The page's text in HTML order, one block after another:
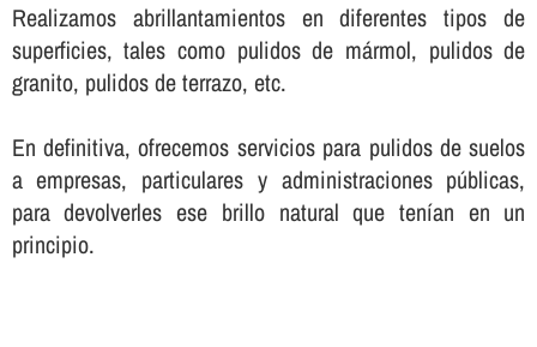
Realizamos abrillantamientos en diferentes tipos de
superficies, tales como pulidos de mármol, pulidos de
granito, pulidos de terrazo, etc.
En definitiva, ofrecemos servicios para pulidos de suelos
a empresas, particulares y administraciones públicas,
para devolverles ese brillo natural que tení­an en un
principio.